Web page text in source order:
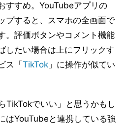
すすめ。YouTubeアプリの
プすると、スマホの全画面で
。評価ボタンやコメント機能
したい場合は上にフリックす
ス「 TikTok 」に操作が似てい
TikTokでいい」と思うかもし
はYouTubeと連携している強